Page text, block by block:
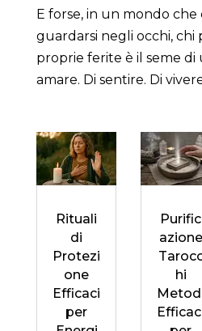
E forse, in un mondo che
guardarsi negli occhi,
proprie ferite è il seme
amare. Di sentire. Di
Rituali
di
Protezi
one
Efficaci
per
Purific
azione
hi